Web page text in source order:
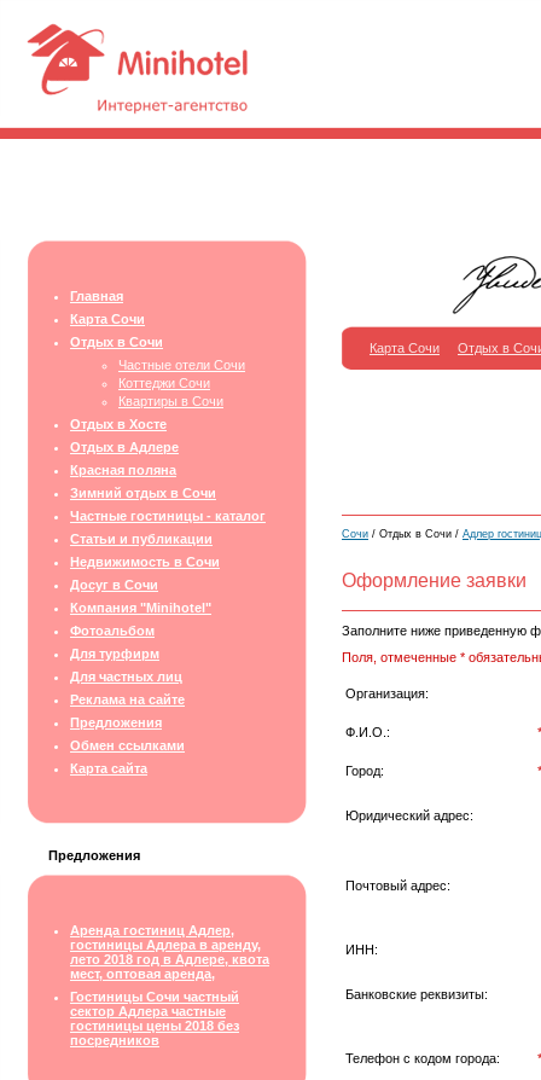
Главная
Карта Сочи
Отдых в Сочи
Частные отели Сочи
Коттеджи Сочи
Квартиры в Сочи
Отдых в Хосте
Отдых в Адлере
Красная поляна
Зимний отдых в Сочи
Частные гостиницы - каталог
Статьи и публикации
Недвижимость в Сочи
Досуг в Сочи
Компания "Minihotel"
Фотоальбом
Для турфирм
Для частных лиц
Реклама на сайте
Предложения
Обмен ссылками
Карта сайта
Предложения
Аренда гостиниц Адлер,
гостиницы Адлера в аренду,
лето 2018 год в Адлере, квота
мест, оптовая аренда,
Гостиницы Сочи частный
сектор Адлера частные
гостиницы цены 2018 без
посредников
Карта Сочи Отдых в
Сочи / Отдых в Сочи / Адлер
Оформление заявки
Заполните ниже приведенную
Поля, отмеченные *
Организация:
Ф.И.О.: *
Город: *
Юридический адрес:
Почтовый адрес:
ИНН:
Банковские реквизиты:
Телефон с кодом города: *